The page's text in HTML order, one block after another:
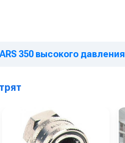
350 высокого